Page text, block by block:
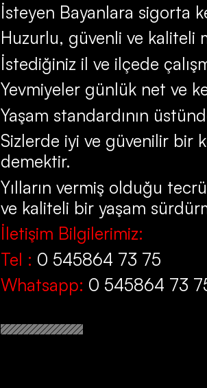
İsteyen Bayanlara sigorta
Huzurlu, güvenli ve kaliteli
İstediğiniz il ve ilçede
Yevmiyeler günlük net ve
Yaşam standardının
Sizlerde iyi ve güvenilir bir
demektir.
Yılların vermiş olduğu
ve kaliteli bir yaşam
İletişim Bilgilerimiz:
Tel : 0 545864 73 75
Whatsapp: 0 545864 73